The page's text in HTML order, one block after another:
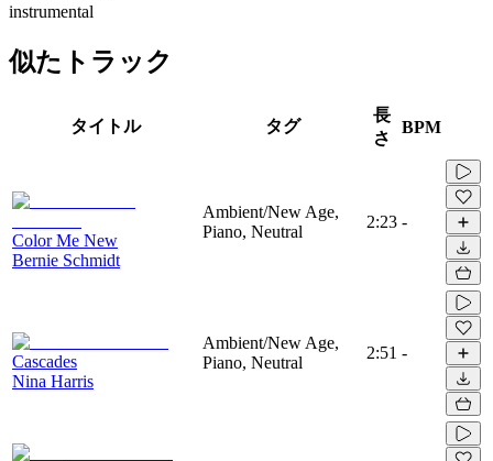
instrumental
似たトラック
タイトル タグ
長
さ
BPM
Color Me New
Bernie Schmidt
Ambient/New Age,
Piano, Neutral
2:23 -
Cascades
Nina Harris
Ambient/New Age,
Piano, Neutral
2:51 -